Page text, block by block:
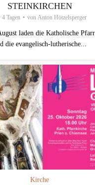
STEINKIRCHEN
Tagen von Anton Hötzelsperger
laden die Katholische
die evangelisch‑lutherische...
Kirche